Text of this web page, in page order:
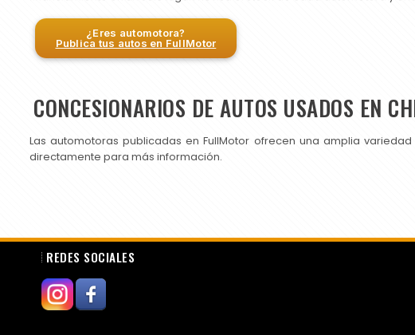
¿Eres automotora?
Publica tus autos en FullMotor
CONCESIONARIOS DE AUTOS USADOS EN
Las automotoras publicadas en FullMotor ofrecen una amplia
directamente para más información.
REDES SOCIALES